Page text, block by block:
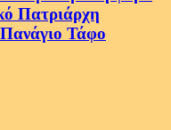
Πατριάρχη
Πανάγιο Τάφο